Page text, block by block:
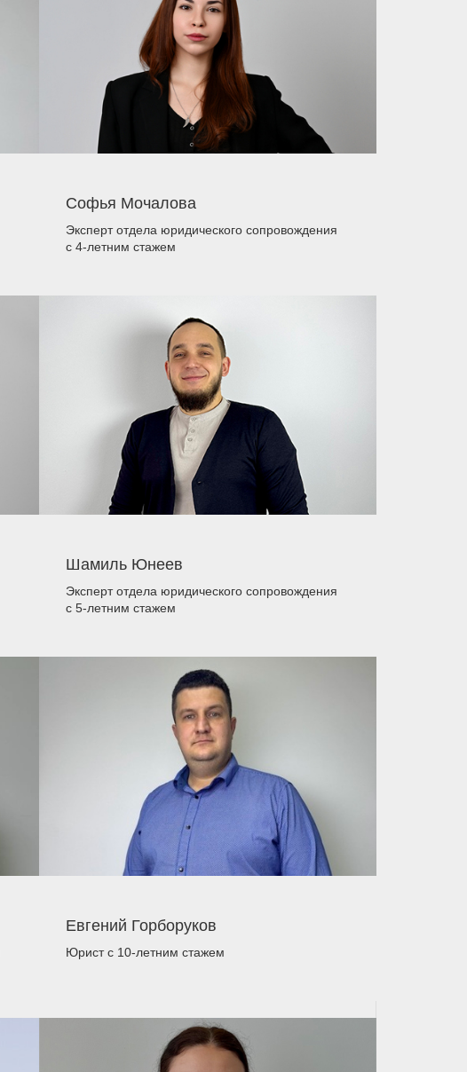
Софья Мочалова
Эксперт отдела юридического сопровождения
с 4-летним стажем
Шамиль Юнеев
Эксперт отдела юридического сопровождения
с 5-летним стажем
Евгений Горборуков
Юристс 10-летним стажем